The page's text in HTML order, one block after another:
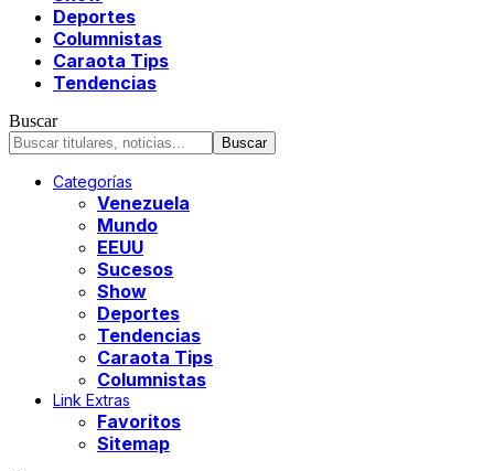
Deportes
Columnistas
Caraota Tips
Tendencias
Buscar
Categorías
Venezuela
Mundo
EEUU
Sucesos
Show
Deportes
Tendencias
Caraota Tips
Columnistas
Link Extras
Favoritos
Sitemap